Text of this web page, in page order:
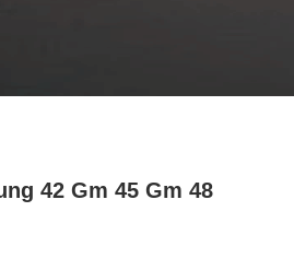
42 Gm 45 Gm 48